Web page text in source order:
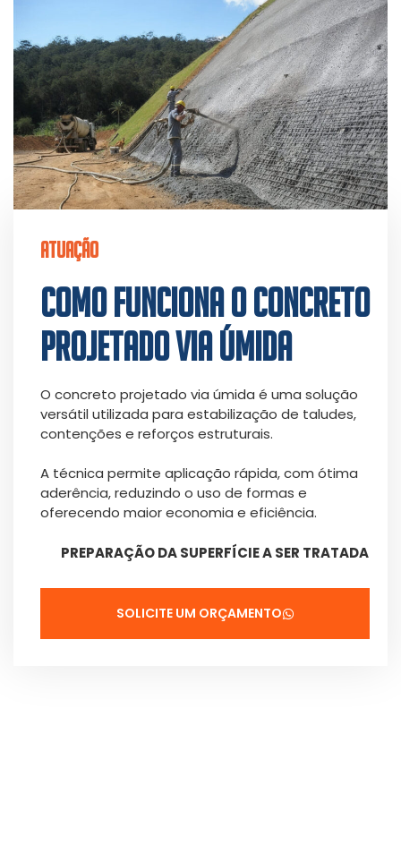
ATUAÇÃO
COMO FUNCIONA O CONCRETO
PROJETADO VIA ÚMIDA
O concreto projetado via úmida é uma solução
versátil utilizada para estabilização de taludes,
contenções e reforços estruturais.
A técnica permite aplicação rápida, com ótima
aderência, reduzindo o uso de formas e
oferecendo maior economia e eficiência.
PREPARAÇÃO DA SUPERFÍCIE A SER TRATADA
SOLICITE UM ORÇAMENTO